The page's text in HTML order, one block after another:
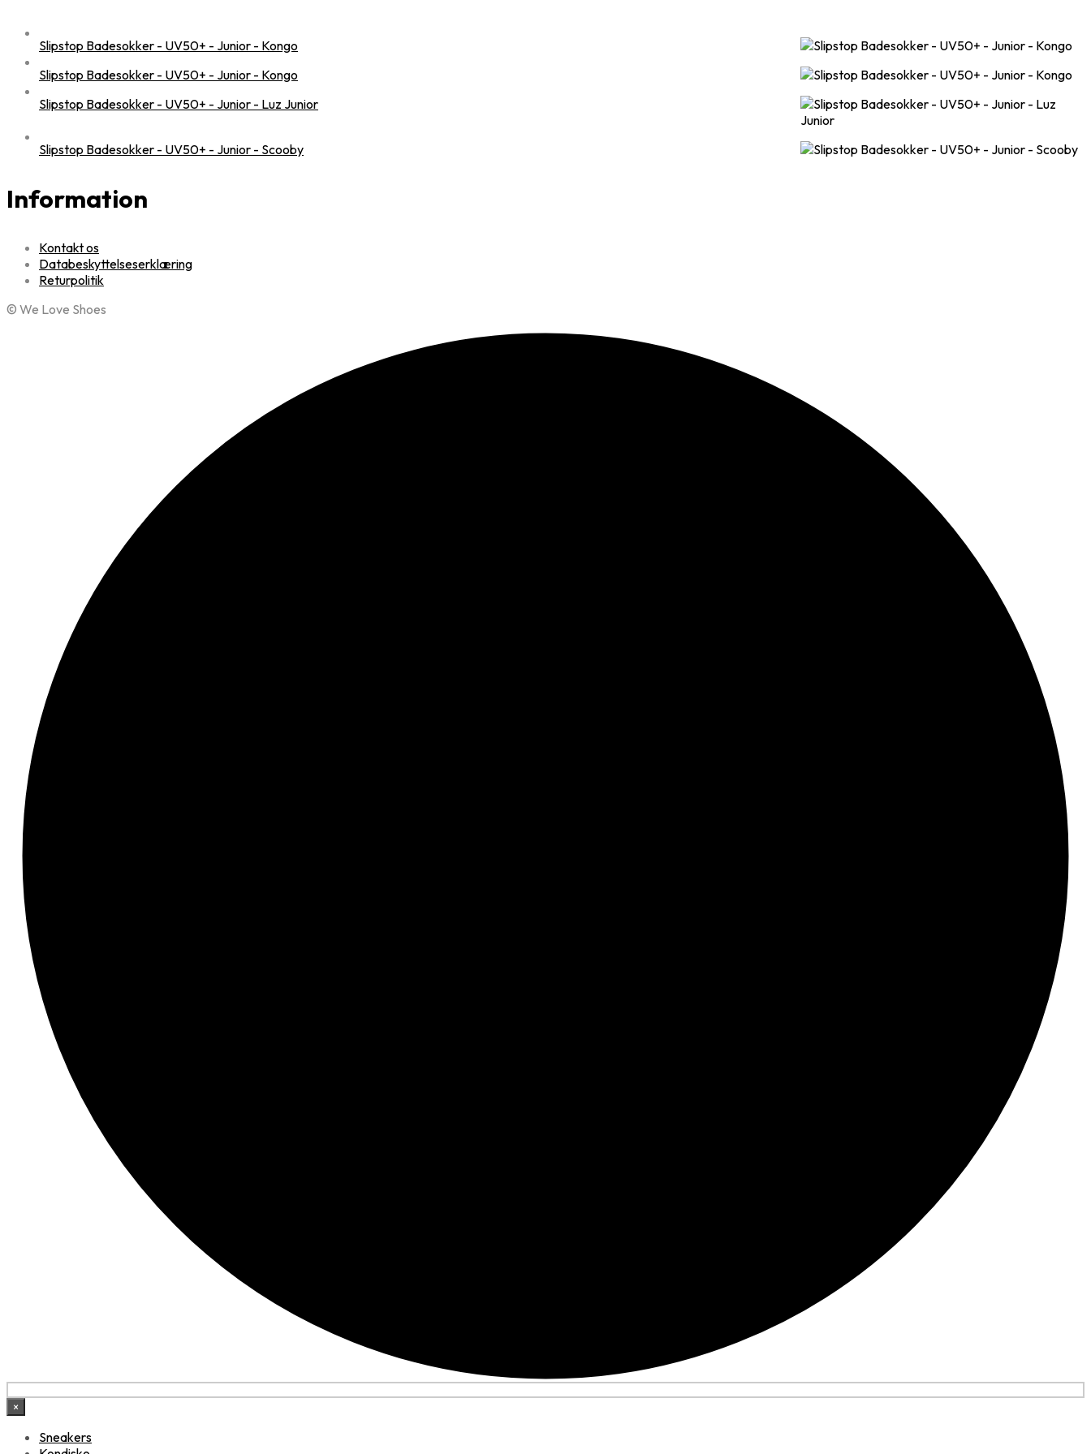
Slipstop Badesokker - UV50+ - Junior - Kongo
Slipstop Badesokker - UV50+ - Junior - Kongo
Slipstop Badesokker - UV50+ - Junior - Luz Junior
Slipstop Badesokker - UV50+ - Junior - Scooby
Information
Kontakt os
Databeskyttelseserklæring
Returpolitik
© We Love Shoes
×
Sneakers